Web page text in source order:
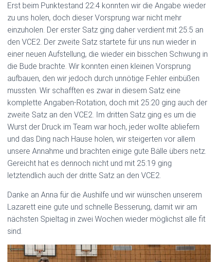
Erst beim Punktestand 22:4 konnten wir die Angabe wieder
zu uns holen, doch dieser Vorsprung war nicht mehr
einzuholen. Der erster Satz ging daher verdient mit 25:5 an
den VCE2. Der zweite Satz startete für uns nun wieder in
einer neuen Aufstellung, die wieder ein bisschen Schwung in
die Bude brachte. Wir konnten einen kleinen Vorsprung
aufbauen, den wir jedoch durch unnötige Fehler einbüßen
mussten. Wir schafften es zwar in diesem Satz eine
komplette Angaben-Rotation, doch mit 25:20 ging auch der
zweite Satz an den VCE2. Im dritten Satz ging es um die
Wurst der Druck im Team war hoch, jeder wollte abliefern
und das Ding nach Hause holen, wir steigerten vor allem
unsere Annahme und brachten einige gute Bälle übers netz.
Gereicht hat es dennoch nicht und mit 25:19 ging
letztendlich auch der dritte Satz an den VCE2.
Danke an Anna für die Aushilfe und wir wünschen unserem
Lazarett eine gute und schnelle Besserung, damit wir am
nächsten Spieltag in zwei Wochen wieder möglichst alle fit
sind.